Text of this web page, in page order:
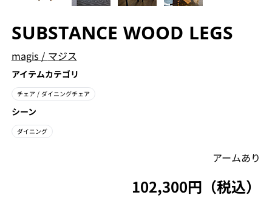
SUBSTANCE WOOD LEGS
magis / マジス
アイテムカテゴリ
チェア / ダイニングチェア
シーン
ダイニング
アームあり
102,300円（税込）